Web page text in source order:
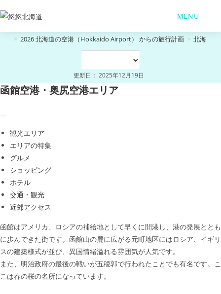
ン
テ
キ
MENU
> 2026 北海道の空港（Hokkaido Airport） からの旅行計画 > 北海道
更新日： 2025年12月19日
函館空港・奥尻空港エリア
観光エリア
エリアの特集
グルメ
ショッピング
ホテル
交通・観光
近郊アクセス
函館はアメリカ、ロシアの補給地として早くに開港し、港の発展ととも
に歩んできた街です。函館山の麓に広がる元町地区にはロシア、イギリ
スの建築様式が並び、異国情緒溢れる雰囲気が人気です。
また、明治政府の最後の戦いが五稜郭で行われたことでも有名です。こ
こは春の桜の名所になっています。